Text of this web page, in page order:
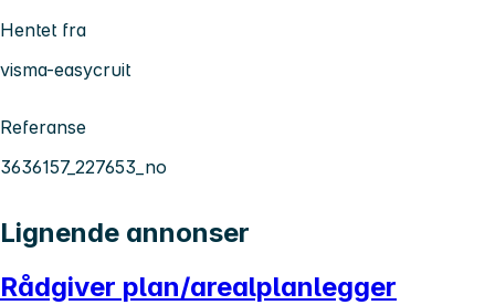
Hentet fra
visma-easycruit
Referanse
3636157_227653_no
Lignende annonser
Rådgiver plan/arealplanlegger